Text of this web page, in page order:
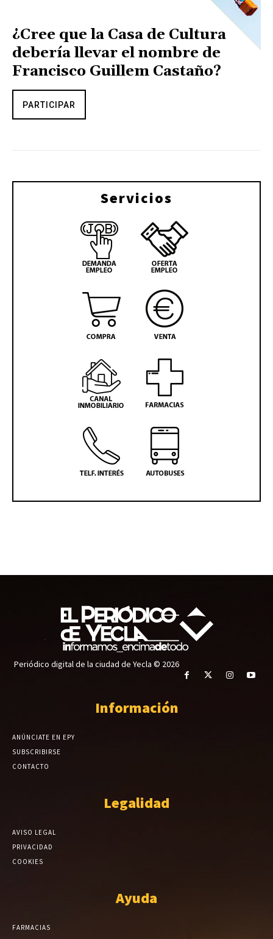
¿Cree que la Casa de Cultura
debería llevar el nombre de
Francisco Guillem Castaño?
PARTICIPAR
Servicios
Periódico digital de la ciudad de Yecla © 2026
Información
ANÚNCIATE EN EPY
SUBSCRIBIRSE
CONTACTO
Legalidad
AVISO LEGAL
PRIVACIDAD
COOKIES
Ayuda
FARMACIAS